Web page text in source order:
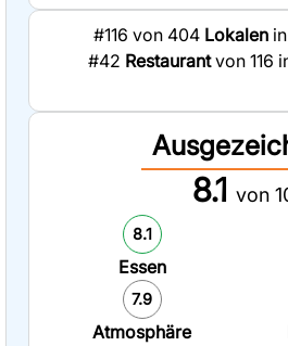
#116 von 404 Lokalen in
#42 Restaurantvon 116
8.1 von
8.1
Essen
7.9
Atmosphäre